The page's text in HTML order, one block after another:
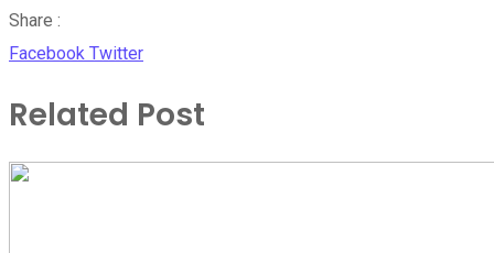
Share :
Facebook Twitter
Related Post